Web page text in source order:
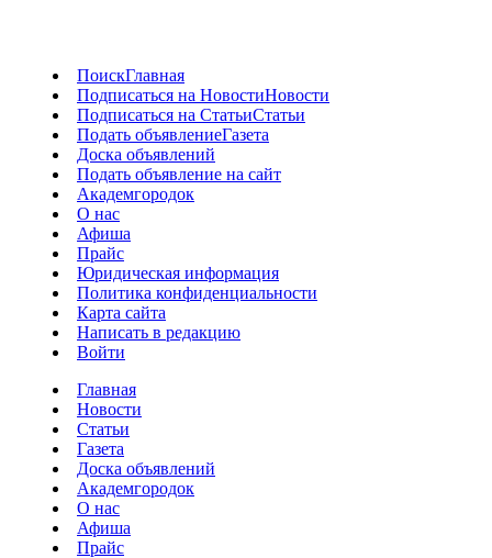
ПоискГлавная
Подписаться на НовостиНовости
Подписаться на СтатьиСтатьи
Подать объявлениеГазета
Доска объявлений
Подать объявление на сайт
Академгородок
О нас
Афиша
Прайс
Юридическая информация
Политика конфиденциальности
Карта сайта
Написать в редакцию
Войти
Главная
Новости
Статьи
Газета
Доска объявлений
Академгородок
О нас
Афиша
Прайс